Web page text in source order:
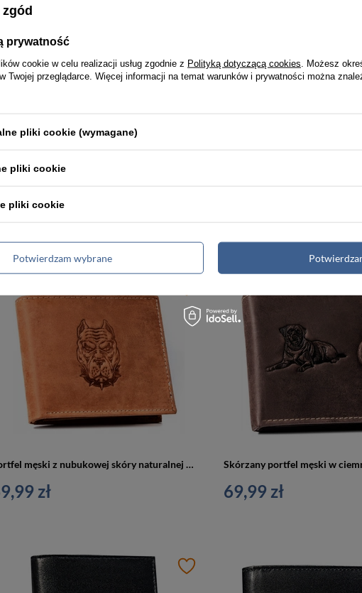
PROMOCJA
zł
Portfel męski z nubukowej skóry naturalnej w brązowym kolorze z tłoczeniem przedstawiającym głowę psa - Always Wild
zł 69,99 zł
prywatność
cookie w celu realizacji usług zgodnie z Polityką dotyczącą cookies . Możesz
Twojej przeglądarce. Więcej informacji na temat warunków i prywatności można
pliki cookie (wymagane)
pliki cookie
pliki cookie
Potwierdzam wybrane